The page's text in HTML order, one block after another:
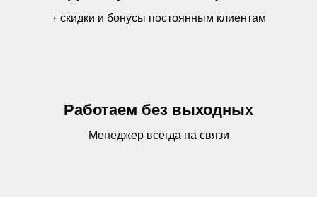
+ скидки и бонусы постоянным клиентам
Работаем без выходных
Менеджер всегда на связи